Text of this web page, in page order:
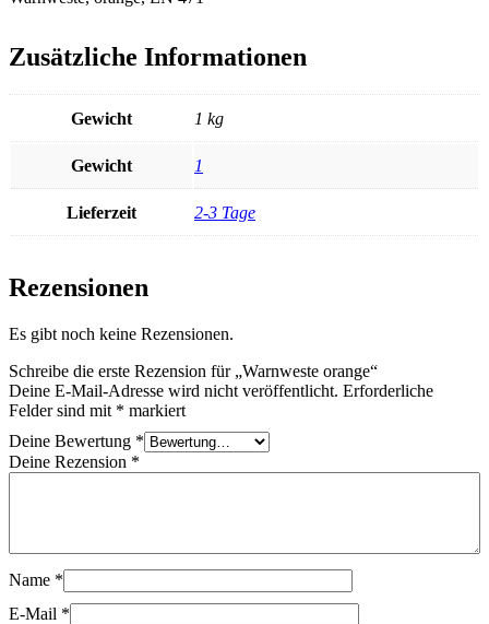
Zusätzliche Informationen
Gewicht 1 kg
Gewicht 1
Lieferzeit 2-3 Tage
Rezensionen
Es gibt noch keine Rezensionen.
Schreibe die erste Rezension für „Warnweste orange“
Deine E-Mail-Adresse wird nicht veröffentlicht. Erforderliche
Felder sind mit * markiert
Deine Bewertung *
Deine Rezension *
Name *
E-Mail *